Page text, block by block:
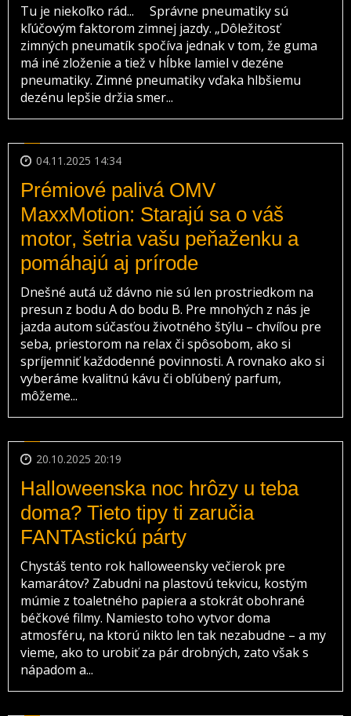
Tu je niekoľko rád... Správne pneumatiky sú
kľúčovým faktorom zimnej jazdy. „Dôležitosť
zimných pneumatík spočíva jednak v tom, že guma
má iné zloženie a tiež v hĺbke lamiel v dezéne
pneumatiky. Zimné pneumatiky vďaka hlbšiemu
dezénu lepšie držia smer...
04.11.2025 14:34
Prémiové palivá OMV
MaxxMotion: Starajú sa o váš
motor, šetria vašu peňaženku a
pomáhajú aj prírode
Dnešné autá už dávno nie sú len prostriedkom na
presun z bodu A do bodu B. Pre mnohých z nás je
jazda autom súčasťou životného štýlu – chvíľou pre
seba, priestorom na relax či spôsobom, ako si
spríjemniť každodenné povinnosti. A rovnako ako si
vyberáme kvalitnú kávu či obľúbený parfum,
môžeme...
20.10.2025 20:19
Halloweenska noc hrôzy u teba
doma? Tieto tipy ti zaručia
FANTAstickú párty
Chystáš tento rok halloweensky večierok pre
kamarátov? Zabudni na plastovú tekvicu, kostým
múmie z toaletného papiera a stokrát obohrané
béčkové filmy. Namiesto toho vytvor doma
atmosféru, na ktorú nikto len tak nezabudne – a my
vieme, ako to urobiť za pár drobných, zato však s
nápadom a...